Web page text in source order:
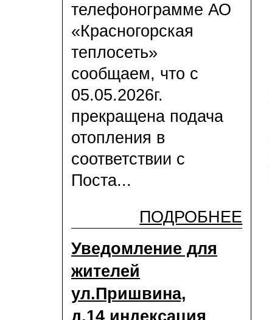
телефонограмме АО
«Красногорская
теплосеть»
сообщаем, что с
05.05.2026г.
прекращена подача
отопления в
соответствии с
Поста...
ПОДРОБНЕЕ
Уведомление для
жителей
ул.Пришвина,
д.14 индексация